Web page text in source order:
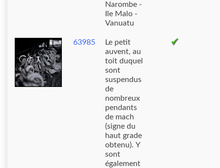
Narombe -
Ile Malo -
Vanuatu
63985
Le petit
auvent, au
toit duquel
sont
suspendus
de
nombreux
pendants
de mach
(signe du
haut grade
obtenu). Y
sont
également